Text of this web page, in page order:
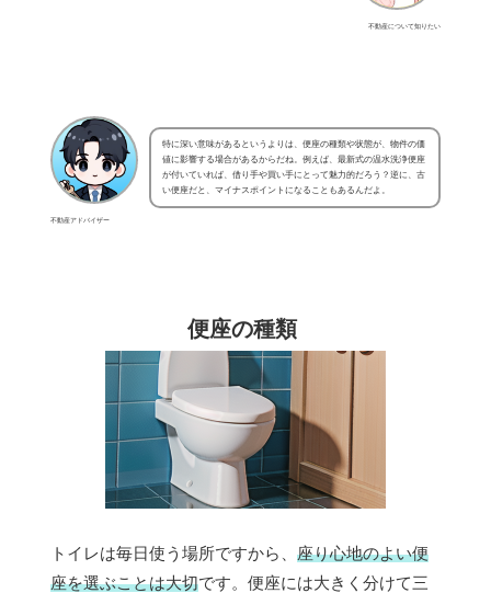
不動産について知りたい
不動産アドバイザー
特に深い意味があるというよりは、便座の種類や状態が、物件の価
値に影響する場合があるからだね。例えば、最新式の温水洗浄便座
が付いていれば、借り手や買い手にとって魅力的だろう？逆に、古
い便座だと、マイナスポイントになることもあるんだよ。
便座の種類
トイレは毎日使う場所ですから、 座り心地のよい便
座を選ぶことは大切です。便座には大きく分けて三